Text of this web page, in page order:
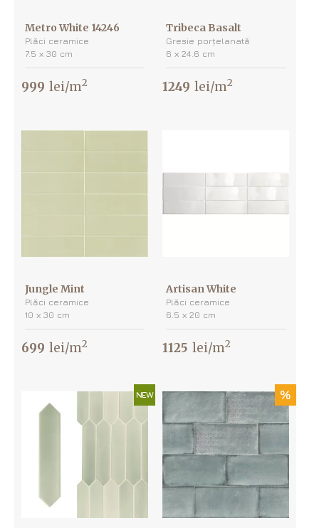
Metro White 14246
Plăci ceramice
7.5 х 30 cm
999 lei/m2
Tribeca Basalt
Gresie porțelanată
6 х 24.6 cm
1249 lei/m2
Jungle Mint
Plăci ceramice
10 х 30 cm
699 lei/m2
Artisan White
Plăci ceramice
6.5 х 20 cm
1125 lei/m2
NEW %